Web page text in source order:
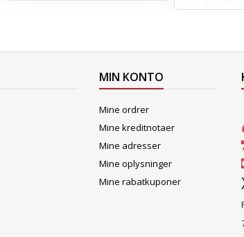
MIN KONTO
Mine ordrer
Mine kreditnotaer
Mine adresser
Mine oplysninger
Mine rabatkuponer